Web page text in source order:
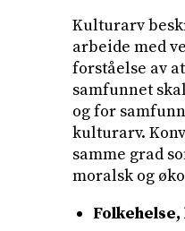
Kulturarv
arbeide med
forståelse av
samfunnet
og for
kulturarv.
samme grad
moralsk og